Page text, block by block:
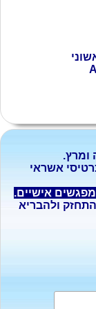
ומרץ.
אשראי
ולהבריא